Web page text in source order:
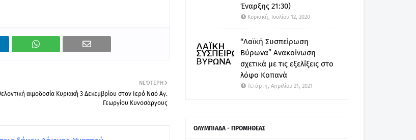
ΝΕΌΤΕΡΗ
αιμοδοσία Κυριακή 3 Δεκεμβρίου στον Ιερό Ναό Αγ.
Γεωργίου Κυνοσάργους
Έναρξης 21:30)
Κυριακή, Ιουλίου 12, 2020
“Λαϊκή Συσπείρωση
Βύρωνα” Ανακοίνωση
σχετικά με τις εξελίξεις στο
λόφο Κοπανά
Τετάρτη, Απριλίου 21, 2021
ΟΛΥΜΠΙΑΔΑ - ΠΡΟΜΗΘΕΑΣ